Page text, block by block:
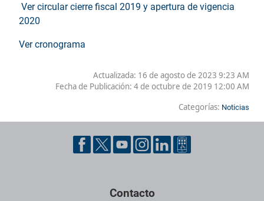
Ver circular cierre fiscal 2019 y apertura de vigencia
2020
Ver cronograma
Actualizada: 16 de agosto de 2023 9:23 AM
Fecha de Publicación: 4 de octubre de 2019 12:00 AM
Categorías: Noticias
Contacto